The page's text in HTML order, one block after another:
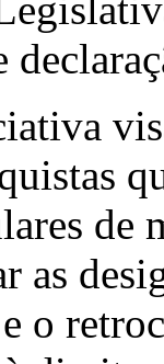
de
as
o